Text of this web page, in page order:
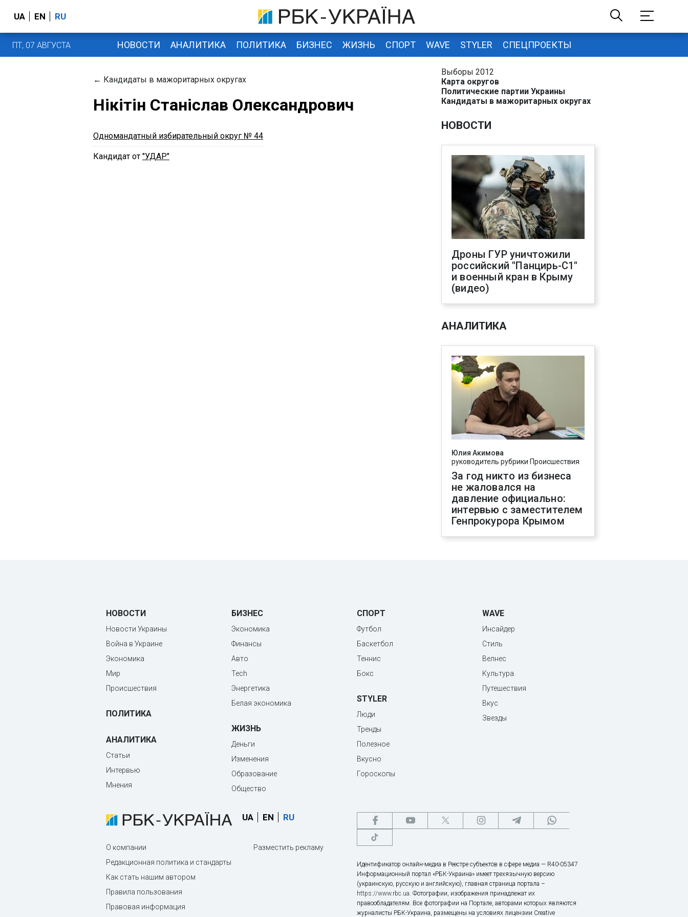
UA EN RU
ПТ, 07 АВГУСТА НОВОСТИ АНАЛИТИКА ПОЛИТИКА БИЗНЕС ЖИЗНЬ СПОРТ WAVE STYLER СПЕЦПРОЕКТЫ
← Кандидаты в мажоритарных округах
Нікітін Станіслав Олександрович
Одномандатный избирательный округ № 44
Кандидат от "УДАР"
Выборы 2012
Карта округов
Политические партии Украины
Кандидаты в мажоритарных округах
НОВОСТИ
Дроны ГУР уничтожили
российский "Панцирь-С1"
и военный кран в Крыму
(видео)
АНАЛИТИКА
Юлия Акимова
руководитель рубрики Происшествия
За год никто из бизнеса
не жаловался на
давление официально:
интервью с заместителем
Генпрокурора Крымом
НОВОСТИ
Новости Украины
Война в Украине
Экономика
Мир
Происшествия
ПОЛИТИКА
АНАЛИТИКА
Статьи
Интервью
Мнения
БИЗНЕС
Экономика
Финансы
Авто
Tech
Энергетика
Белая экономика
ЖИЗНЬ
Деньги
Изменения
Образование
Общество
СПОРТ
Футбол
Баскетбол
Теннис
Бокс
STYLER
Люди
Тренды
Полезное
Вкусно
Гороскопы
WAVE
Инсайдер
Стиль
Велнес
Культура
Путешествия
Вкус
Звезды
UA EN RU
О компании
Редакционная политика и стандарты
Как стать нашим автором
Правила пользования
Правовая информация
Разместить рекламу
Идентификатор онлайн-медиа в Реестре субъектов в сфере медиа — R40-05347
Информационный портал «РБК-Украина» имеет трехязычную версию
(украинскую, русскую и английскую), главная страница портала –
https://www.rbc.ua. Фотографии, изображения принадлежат их
правообладателям. Все фотографии на Портале, авторами которых являются
журналисты РБК-Украина, размещены на условиях лицензии Creative